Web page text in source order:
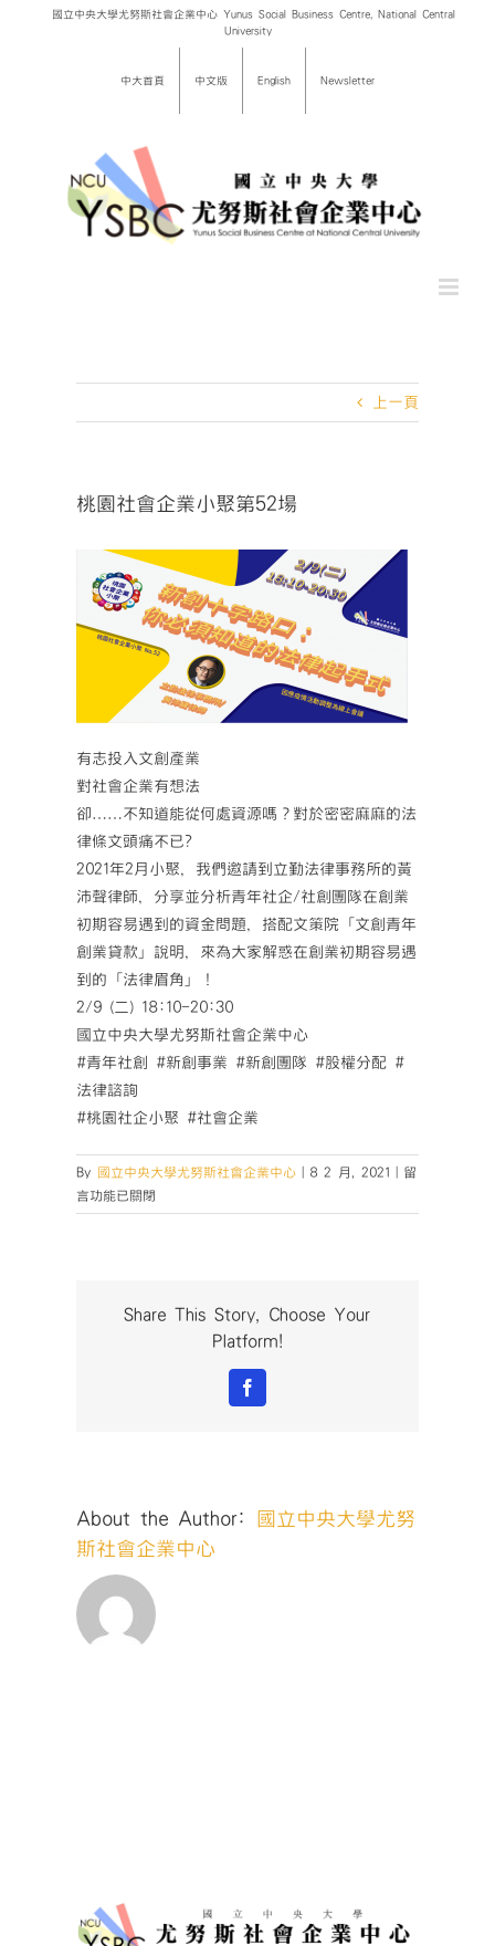
國立中央大學尤努斯社會企業中心 Yunus Social Business Centre, National Central
University
中大首頁 中文版 English Newsletter
上一頁
桃園社會企業小聚第52場
有志投入文創產業
對社會企業有想法
卻……不知道能從何處資源嗎？對於密密麻麻的法
律條文頭痛不已?
2021年2月小聚，我們邀請到立勤法律事務所的黃
沛聲律師，分享並分析青年社企/社創團隊在創業
初期容易遇到的資金問題，搭配文策院「文創青年
創業貸款」說明，來為大家解惑在創業初期容易遇
到的「法律眉角」！
2/9 (二) 18:10-20:30
國立中央大學尤努斯社會企業中心
#青年社創 #新創事業 #新創團隊 #股權分配 #
法律諮詢
#桃園社企小聚 #社會企業
By 國立中央大學尤努斯社會企業中心 8 2 月, 2021
在
園
留
言功能已關閉
Share This Story, Choose Your
Platform!
Facebook
About the Author:
國立中央大學尤努
斯社會企業中心